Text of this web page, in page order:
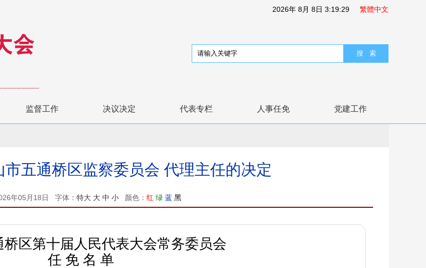
2026年 8月 8日 3:19:29 繁體中文
监督工作 决议决定 代表专栏 人事任免 党建工作
五通桥区监察委员会 代理主任的决定
年05月18日 字体： 特大 大 中 小颜色： 红 绿 蓝 黑
桥区第十届人民代表大会常务委员会
任 免 名 单